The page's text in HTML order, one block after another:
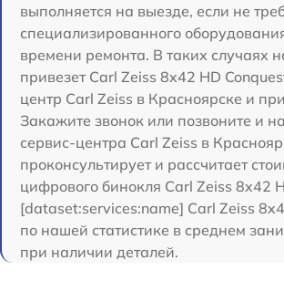
выполняется на выезде, если не
специализированного
времени ремонта. В таких случаях
привезет Carl Zeiss 8x42 HD
центр Carl Zeiss в Красноярске и
Закажите звонок или позвоните и
сервис-центра Carl Zeiss в
проконсультирует и рассчитает
цифрового бинокля Carl Zeiss 8x42
[dataset:services:name] Carl Zeiss
по нашей статистике в среднем
при наличии деталей.